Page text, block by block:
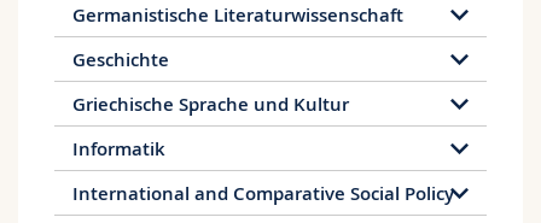
Institutionen, die der Konservation und
Präsentation historischen Wissens verpflichtet
sind: Archive, Bibliotheken und Museen. Die
Aufnahme einer Tätigkeit an Hochschulen oder
in Forschungsinstituten ist möglich, sofern die
fortgesetzt werden. Die Universität Freiburg mit
ihrem breiten Angebot an
Forschungsschwerpunkten bietet auch hier
Germanistische Literaturwissenschaft
Geschichte
Griechische Sprache und Kultur
Informatik
International and Comparative Social Policy